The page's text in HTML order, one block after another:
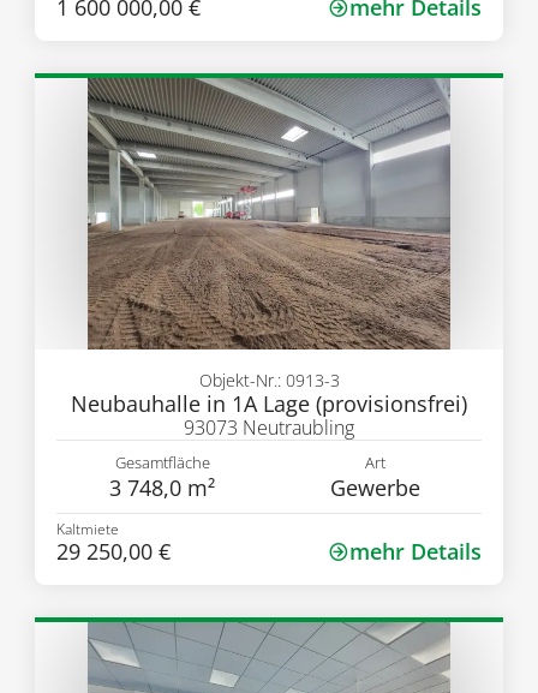
1 600 000,00 € mehr Details
Neubauhalle in 1A Lage (provisionsfrei)
Objekt-Nr.: 0913-3
93073 Neutraubling
Gesamtfläche
3 748,0 m²
Art
Gewerbe
Kaltmiete
29 250,00 € mehr Details